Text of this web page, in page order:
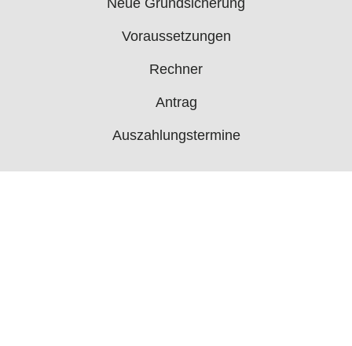
Neue Grundsicherung
Voraussetzungen
Rechner
Antrag
Auszahlungstermine